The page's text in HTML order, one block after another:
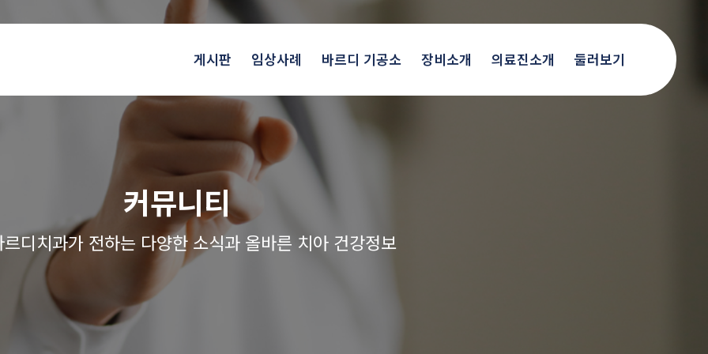
게시판 임상사례 바르디 기공소 장비소개 의료진소개 둘러보기
커뮤니티
디치과가 전하는 다양한 소식과 올바른 치아 건강정보